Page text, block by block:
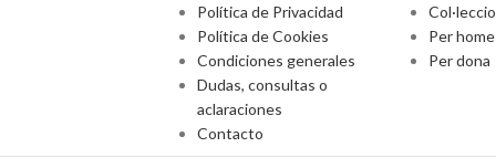
Política de Privacidad
Política de Cookies
Condiciones generales
Dudas, consultas o
aclaraciones
Contacto
Per home
Per dona